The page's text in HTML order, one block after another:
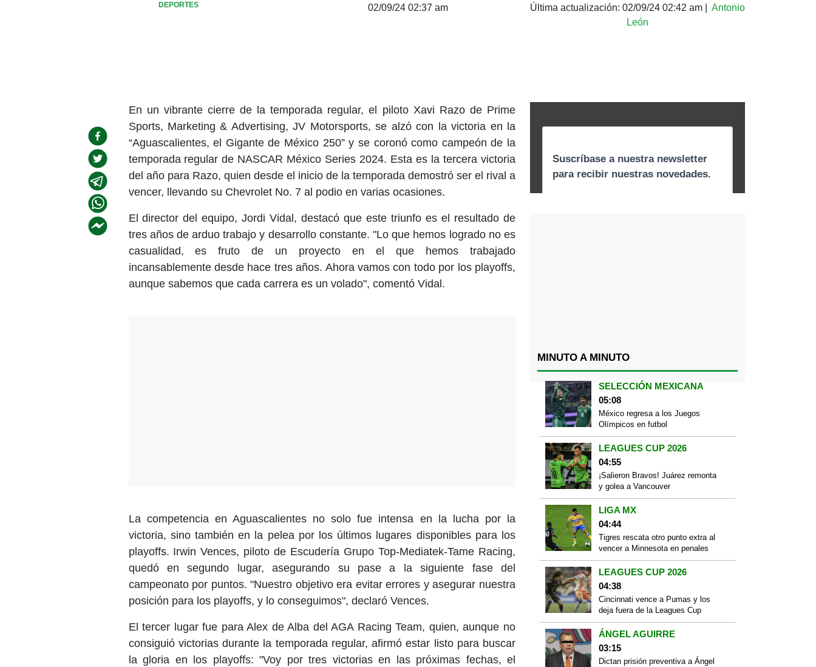
DEPORTES 02/09/24 02:37 am Última actualización: 02/09/24 02:42 am
Antonio
León
En un vibrante cierre de la temporada regular, el piloto Xavi Razo de Prime
Sports, Marketing & Advertising, JV Motorsports, se alzó con la victoria en la
“Aguascalientes, el Gigante de México 250” y se coronó como campeón de la
temporada regular de NASCAR México Series 2024. Esta es la tercera victoria
del año para Razo, quien desde el inicio de la temporada demostró ser el rival a
vencer, llevando su Chevrolet No. 7 al podio en varias ocasiones.
El director del equipo, Jordi Vidal, destacó que este triunfo es el resultado de
tres años de arduo trabajo y desarrollo constante. "Lo que hemos logrado no es
casualidad, es fruto de un proyecto en el que hemos trabajado
incansablemente desde hace tres años. Ahora vamos con todo por los playoffs,
aunque sabemos que cada carrera es un volado", comentó Vidal.
La competencia en Aguascalientes no solo fue intensa en la lucha por la
victoria, sino también en la pelea por los últimos lugares disponibles para los
playoffs. Irwin Vences, piloto de Escudería Grupo Top-Mediatek-Tame Racing,
quedó en segundo lugar, asegurando su pase a la siguiente fase del
campeonato por puntos. "Nuestro objetivo era evitar errores y asegurar nuestra
posición para los playoffs, y lo conseguimos", declaró Vences.
El tercer lugar fue para Alex de Alba del AGA Racing Team, quien, aunque no
consiguió victorias durante la temporada regular, afirmó estar listo para buscar
la gloria en los playoffs: "Voy por tres victorias en las próximas fechas, el
MINUTO A MINUTO
SELECCIÓN MEXICANA
05:08
México regresa a los Juegos
Olímpicos en futbol
LEAGUES CUP 2026
04:55
¡Salieron Bravos! Juárez remonta
y golea a Vancouver
LIGA MX
04:44
Tigres rescata otro punto extra al
vencer a Minnesota en penales
LEAGUES CUP 2026
04:38
Cincinnati vence a Pumas y los
deja fuera de la Leagues Cup
ÁNGEL AGUIRRE
03:15
Dictan prisión preventiva a Ángel